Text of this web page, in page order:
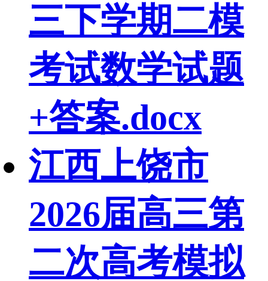
三下学期二模
考试数学试题
+答案.docx
江西上饶市
2026届高三第
二次高考模拟